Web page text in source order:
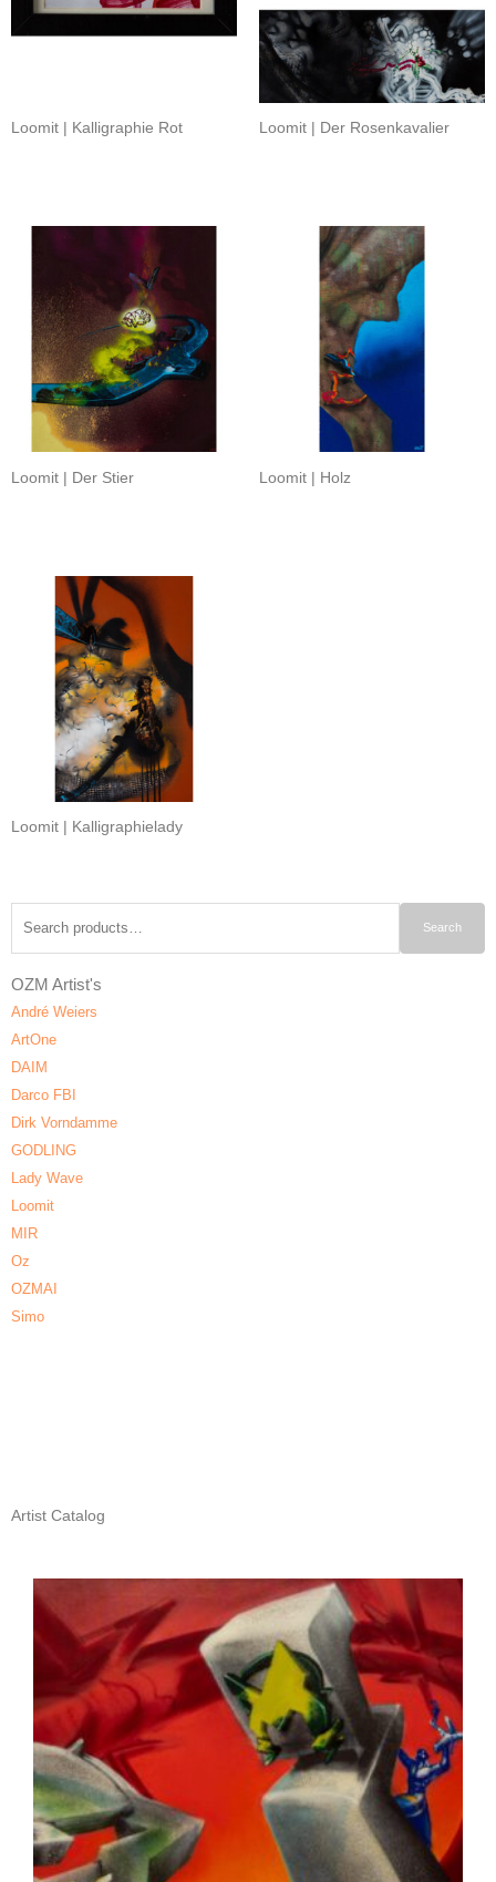
Loomit | Kalligraphie Rot Loomit | Der Rosenkavalier
Loomit | Der Stier Loomit | Holz
Loomit | Kalligraphielady
Search
OZM Artist's
André Weiers
ArtOne
DAIM
Darco FBI
Dirk Vorndamme
GODLING
Lady Wave
Loomit
MIR
Oz
OZMAI
Simo
Artist Catalog